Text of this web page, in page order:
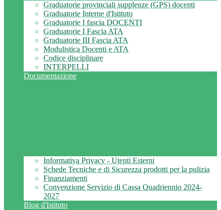
Graduatorie provinciali supplenze (GPS) docenti
Graduatorie Interne d'Istituto
Graduatorie I fascia DOCENTI
Graduatorie I Fascia ATA
Graduatorie III Fascia ATA
Modulistica Docenti e ATA
Codice disciplinare
INTERPELLI
Documentazione
Informativa Privacy - Utenti Esterni
Schede Tecniche e di Sicurezza prodotti per la pulizia
Finanziamenti
Convenzione Servizio di Cassa Quadriennio 2024-
2027
Blog d'Istituto